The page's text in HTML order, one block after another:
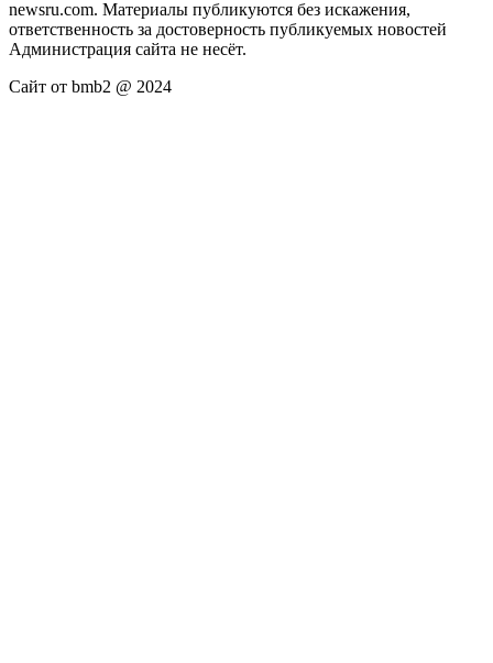
newsru.com. Материалы публикуются без искажения,
ответственность за достоверность публикуемых новостей
Администрация сайта не несёт.
Сайт от bmb2 @ 2024